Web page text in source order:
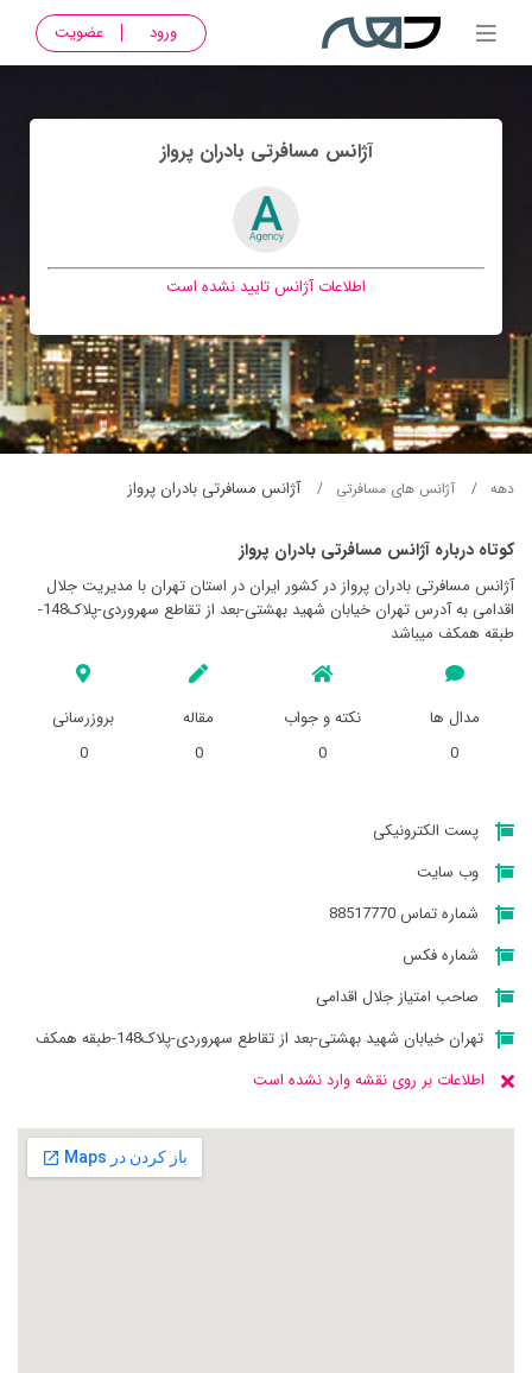
ورود عضویت
آژانس مسافرتی بادران پرواز
اطلاعات آژانس تایید نشده است
دهه آژانس های مسافرتی آژانس مسافرتی بادران پرواز
کوتاه درباره آژانس مسافرتی بادران پرواز
آژانس مسافرتی بادران پرواز در کشور ایران در استان تهران با مدیریت جلال
اقدامی به آدرس تهران خیابان شهید بهشتی-بعد از تقاطع سهروردی-پلاک148-
طبقه همکف میباشد
مدال ها
0
نکته و جواب
0
مقاله
0
بروزرسانی
0
پست الکترونیکی
وب سایت
شماره تماس 88517770
شماره فکس
صاحب امتیاز جلال اقدامی
تهران خیابان شهید بهشتی-بعد از تقاطع سهروردی-پلاک148-طبقه همکف
اطلاعات بر روی نقشه وارد نشده است